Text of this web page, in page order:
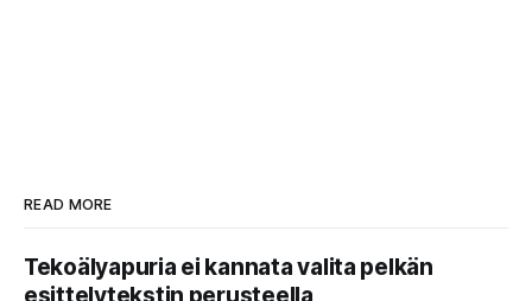
READ MORE
Tekoälyapuria ei kannata valita pelkän